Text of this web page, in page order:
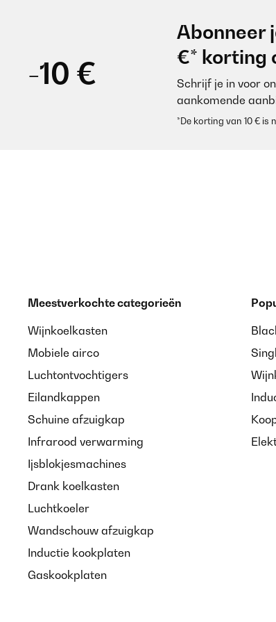
Wunderschöner Spiegel Ich war unsicher
Amazon-Benutzer
Ottimo rapporto qualità prezzo, davvero
GECONTROLEERDE
Bellissimo e imballato molto bene . Arrivato
Utente Amazon
Nostalgisch schön Ein sehr schöner
-10 €
Abonneer
€* korting
Schrijf je in voor
aankomende
*De korting van 10 € is
Meestverkochte categorieën
Wijnkoelkasten
Mobiele airco
Luchtontvochtigers
Eilandkappen
Schuine afzuigkap
Infrarood verwarming
Ijsblokjesmachines
Drank koelkasten
Luchtkoeler
Wandschouw afzuigkap
Inductie kookplaten
Gaskookplaten